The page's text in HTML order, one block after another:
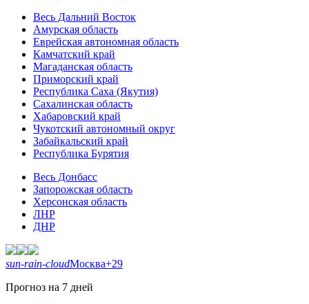
Весь Дальний Восток
Амурская область
Еврейская автономная область
Камчатский край
Магаданская область
Приморский край
Республика Саха (Якутия)
Сахалинская область
Хабаровский край
Чукотский автономный округ
Забайкальский край
Республика Бурятия
Весь Донбасс
Запорожская область
Херсонская область
ЛНР
ДНР
sun-rain-cloudМосква+29
Прогноз на 7 дней